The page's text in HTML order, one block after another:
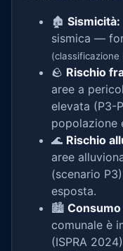
🏚️ Sismicità:
sismica —
(classificazione
🪨 Rischio
aree a
elevata (P3-
popolazione
🌊 Rischio
aree
(scenario
esposta.
🏙️
comunale è
(ISPRA